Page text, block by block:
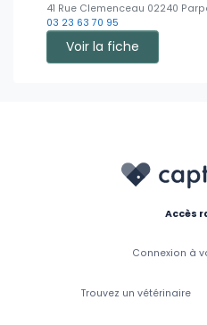
41 Rue Clemenceau 02240
03 23 63 70 95
Voir la fiche
Accès
Connexion à
Trouvez un vétérinaire